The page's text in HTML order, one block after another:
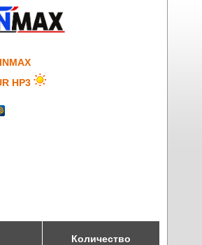
HP3
Количество